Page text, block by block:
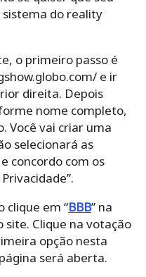
do reality
o primeiro passo é
e ir
direita. Depois
nome completo,
Você vai criar uma
selecionará as
concordo com os
clique em “BBB” na
Clique na votação
opção nesta
será aberta.